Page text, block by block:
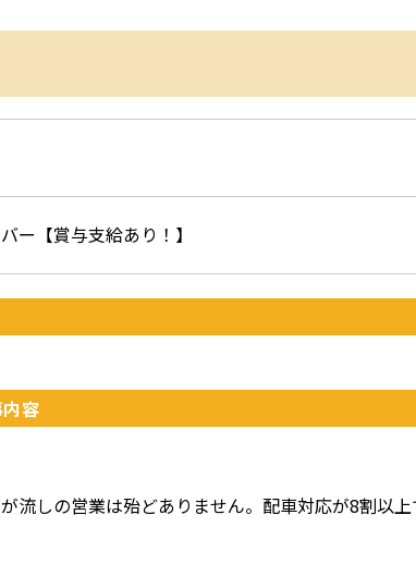
ー【賞与支給あり！】
容
流しの営業は殆どありません。配車対応が8割以上